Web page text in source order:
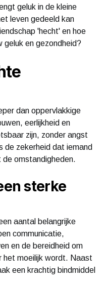
geluk in de kleine
leven gedeeld kan
'hecht' en hoe
geluk en gezondheid?
dan oppervlakkige
eerlijkheid en
zijn, zonder angst
de zekerheid dat iemand
de omstandigheden.
sterke
aantal belangrijke
communicatie,
en de bereidheid om
het moeilijk wordt. Naast
een krachtig bindmiddel